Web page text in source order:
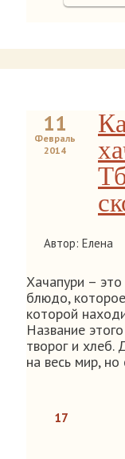
11
Февраль
2014
Автор: Елена
Хачапури –
блюдо,
которой
Название
творог и хлеб.
на весь мир,
17